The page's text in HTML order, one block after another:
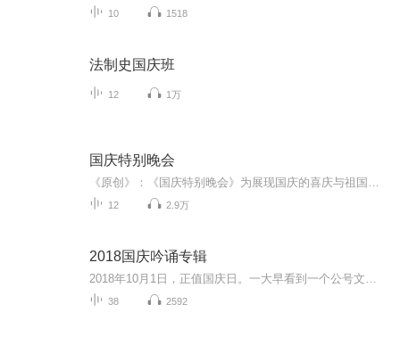
10 1518
法制史国庆班
12 1万
国庆特别晚会
12 2.9万
2018国庆吟诵专辑
38 2592